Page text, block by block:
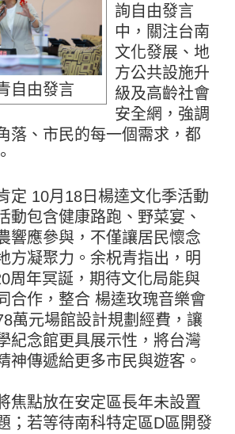
自由發言
詢自由發言
中，關注台南
文化發展、地
方公共設施升
級及高齡社會
安全網，強調
落、市民的每一個需求，都
定 10月18日楊逵文化季活動
動包含健康路跑、野菜宴、
響應參與，不僅讓居民懷念
方凝聚力。余柷青指出，明
周年冥誕，期待文化局能與
合作，整合 楊逵玫瑰音樂會
萬元場館設計規劃經費，讓
紀念館更具展示性，將台灣
神傳遞給更多市民與遊客。
焦點放在安定區長年未設置
；若等待南科特定區D區開發